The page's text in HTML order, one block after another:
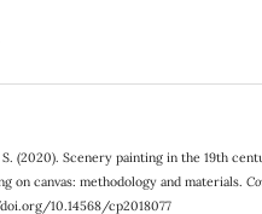
S. (2020). Scenery painting in the 19th
on canvas: methodology and materials.
10.14568/cp2018077